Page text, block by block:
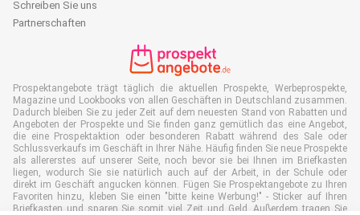
Schreiben Sie uns
Partnerschaften
Prospektangebote trägt täglich die aktuellen Prospekte, Werbeprospekte,
Magazine und Lookbooks von allen Geschäften in Deutschland zusammen.
Dadurch bleiben Sie zu jeder Zeit auf dem neuesten Stand von Rabatten und
Angeboten der Prospekte und Sie finden ganz gemütlich das eine Angebot,
die eine Prospektaktion oder besonderen Rabatt während des Sale oder
Schlussverkaufs im Geschäft in Ihrer Nähe. Häufig finden Sie neue Prospekte
als allererstes auf unserer Seite, noch bevor sie bei Ihnen im Briefkasten
liegen, wodurch Sie sie natürlich auch auf der Arbeit, in der Schule oder
direkt im Geschäft angucken können. Fügen Sie Prospektangebote zu Ihren
Favoriten hinzu, kleben Sie einen "bitte keine Werbung!" - Sticker auf Ihren
Briefkasten und sparen Sie somit viel Zeit und Geld. Außerdem tragen Sie